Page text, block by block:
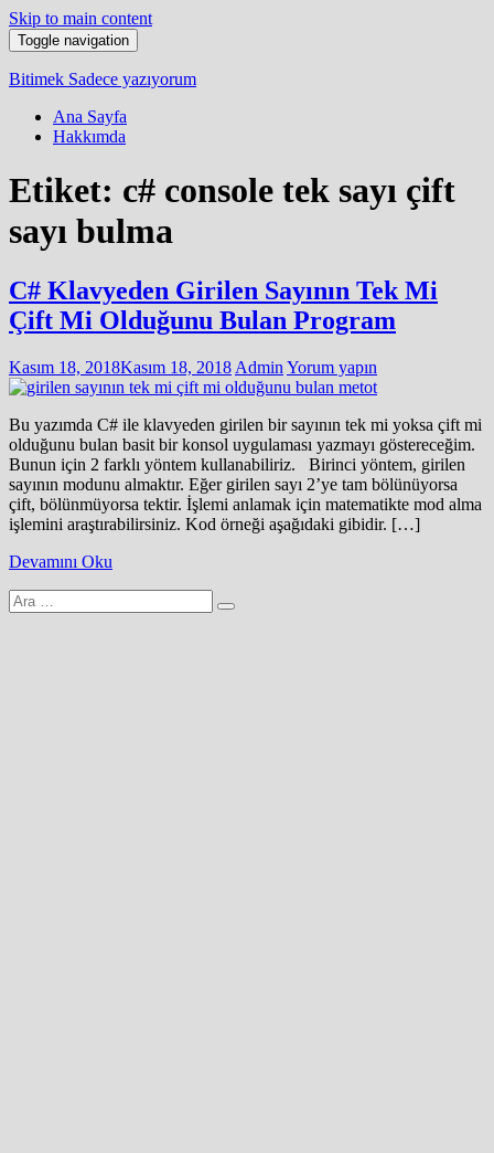
Skip to main content
Toggle navigation
Bitimek Sadece yazıyorum
Ana Sayfa
Hakkımda
Etiket: c# console tek sayı çift
sayı bulma
C# Klavyeden Girilen Sayının Tek Mi
Çift Mi Olduğunu Bulan Program
Kasım 18, 2018Kasım 18, 2018 Admin Yorum yapın
Bu yazımda C# ile klavyeden girilen bir sayının tek mi yoksa çift mi
olduğunu bulan basit bir konsol uygulaması yazmayı göstereceğim.
Bunun için 2 farklı yöntem kullanabiliriz. Birinci yöntem, girilen
sayının modunu almaktır. Eğer girilen sayı 2’ye tam bölünüyorsa
çift, bölünmüyorsa tektir. İşlemi anlamak için matematikte mod alma
işlemini araştırabilirsiniz. Kod örneği aşağıdaki gibidir. […]
Devamını Oku
Arama
yap: